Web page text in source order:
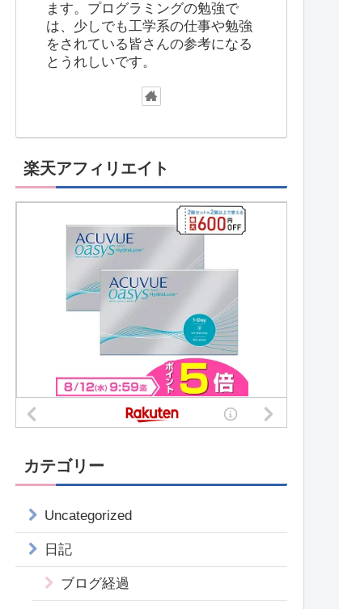
ます。プログラミングの勉強で
は、少しでも工学系の仕事や勉強
をされている皆さんの参考になる
とうれしいです。
楽天アフィリエイト
カテゴリー
Uncategorized
日記
ブログ経過